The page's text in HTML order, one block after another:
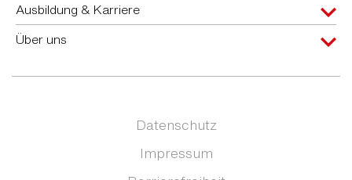
Ausbildung & Karriere
Über uns
Datenschutz
Impressum